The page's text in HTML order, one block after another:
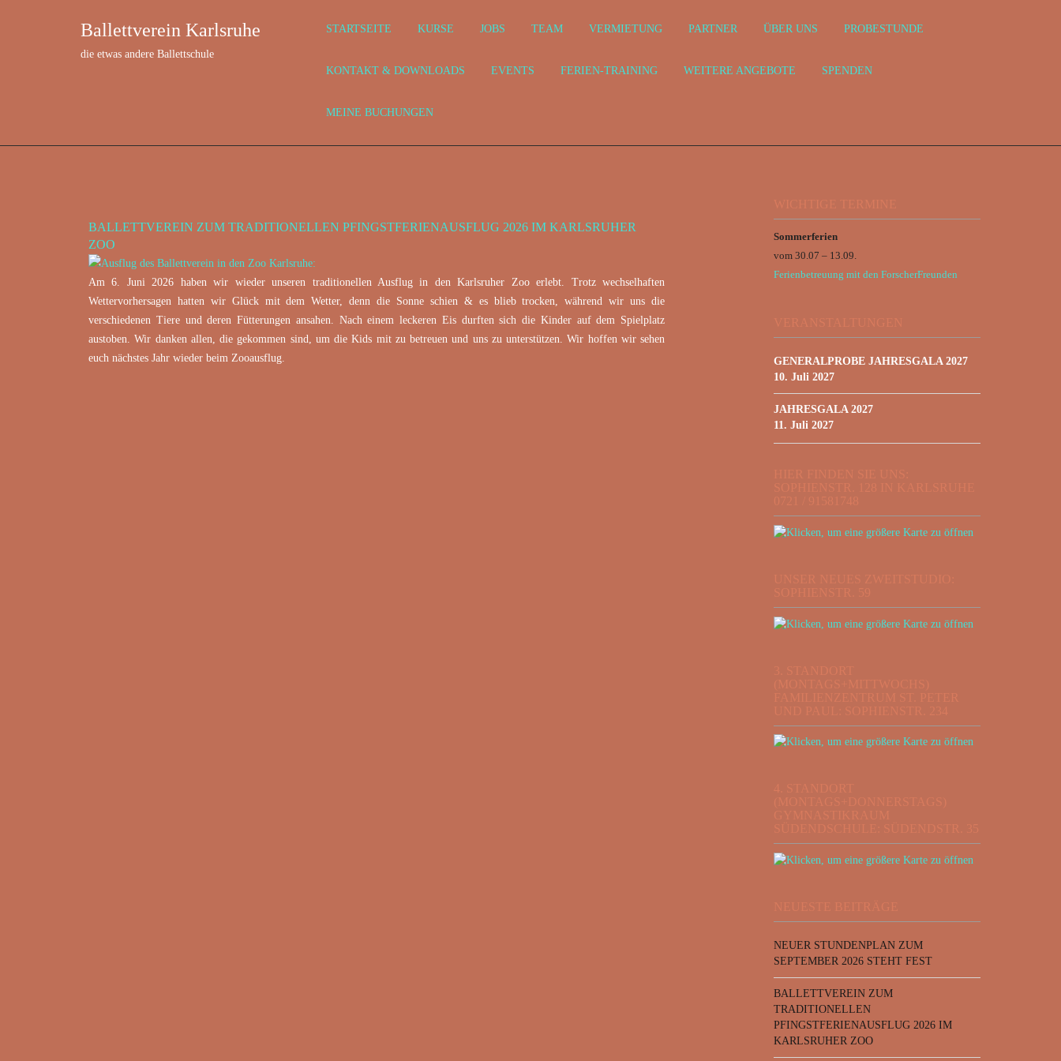
Ballettverein Karlsruhe
die etwas andere Ballettschule
STARTSEITE KURSE JOBS TEAM VERMIETUNG PARTNER ÜBER UNS PROBESTUNDE
KONTAKT & DOWNLOADS EVENTS FERIEN-TRAINING WEITERE ANGEBOTE SPENDEN
MEINE BUCHUNGEN
Juni 8, 2026
BALLETTVEREIN ZUM TRADITIONELLEN PFINGSTFERIENAUSFLUG 2026 IM KARLSRUHER
ZOO
Am 6. Juni 2026 haben wir wieder unseren traditionellen Ausflug in den Karlsruher Zoo erlebt. Trotz wechselhaften
Wettervorhersagen hatten wir Glück mit dem Wetter, denn die Sonne schien & es blieb trocken, während wir uns die
verschiedenen Tiere und deren Fütterungen ansahen. Nach einem leckeren Eis durften sich die Kinder auf dem Spielplatz
austoben. Wir danken allen, die gekommen sind, um die Kids mit zu betreuen und uns zu unterstützen. Wir hoffen wir sehen
euch nächstes Jahr wieder beim Zooausflug.
WICHTIGE TERMINE
Sommerferien
vom 30.07 – 13.09.
Ferienbetreuung mit den ForscherFreunden
VERANSTALTUNGEN
GENERALPROBE JAHRESGALA 2027
10. Juli 2027
JAHRESGALA 2027
11. Juli 2027
HIER FINDEN SIE UNS:
SOPHIENSTR. 128 IN KARLSRUHE
0721 / 91581748
UNSER NEUES ZWEITSTUDIO:
SOPHIENSTR. 59
3. STANDORT
(MONTAGS+MITTWOCHS)
FAMILIENZENTRUM ST. PETER
UND PAUL: SOPHIENSTR. 234
4. STANDORT
(MONTAGS+DONNERSTAGS)
GYMNASTIKRAUM
SÜDENDSCHULE: SÜDENDSTR. 35
NEUESTE BEITRÄGE
NEUER STUNDENPLAN ZUM
SEPTEMBER 2026 STEHT FEST
BALLETTVEREIN ZUM
TRADITIONELLEN
PFINGSTFERIENAUSFLUG 2026 IM
KARLSRUHER ZOO